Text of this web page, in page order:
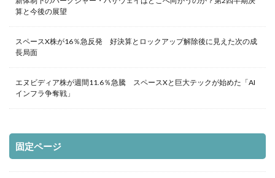
算と今後の展望
スペースX株が16％急反発 好決算とロックアップ解除後に見えた次の成
長局面
エヌビディア株が週間11.6％急騰 スペースXと巨大テックが始めた「AI
インフラ争奪戦」
固定ページ